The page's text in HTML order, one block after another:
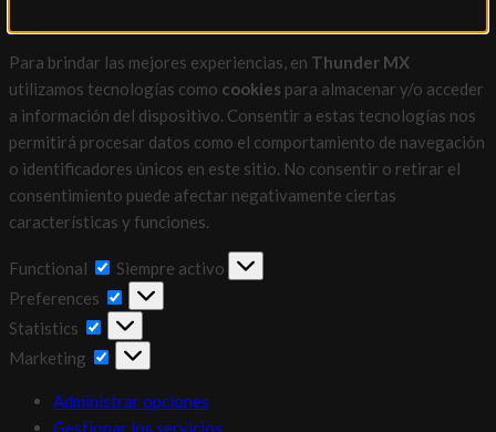
Para brindar las mejores experiencias, en Thunder MX
utilizamos tecnologías como cookies para almacenar y/o acceder
a información del dispositivo. Consentir a estas tecnologías nos
permitirá procesar datos como el comportamiento de navegación
o identificadores únicos en este sitio. No consentir o retirar el
consentimiento puede afectar negativamente ciertas
características y funciones.
Functional Functional
Siempre activo
Preferences
Preferences
Statistics
Statistics
Marketing
Marketing
Administrar opciones
Gestionar los servicios